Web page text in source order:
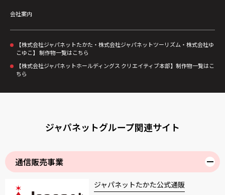
会社案内
【株式会社ジャパネットたかた・株式会社ジャパネットツーリズム・株式会社ゆ
こゆこ】 制作物一覧はこちら
【株式会社ジャパネットホールディングス クリエイティブ本部】制作物一覧はこ
ちら
ジャパネットグループ関連サイト
通信販売事業
ジャパネットたかた公式通販